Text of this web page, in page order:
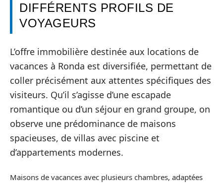
DIFFÉRENTS PROFILS DE
VOYAGEURS
L’offre immobilière destinée aux locations de
vacances à Ronda est diversifiée, permettant de
coller précisément aux attentes spécifiques des
visiteurs. Qu’il s’agisse d’une escapade
romantique ou d’un séjour en grand groupe, on
observe une prédominance de maisons
spacieuses, de villas avec piscine et
d’appartements modernes.
Maisons de vacances avec plusieurs chambres, adaptées